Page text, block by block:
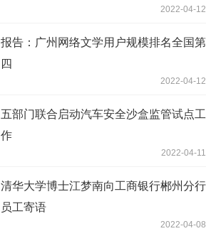
2022-04-12
报告：广州网络文学用户规模排名全国第
四
2022-04-12
五部门联合启动汽车安全沙盒监管试点工
作
2022-04-11
清华大学博士江梦南向工商银行郴州分行
员工寄语
2022-04-08